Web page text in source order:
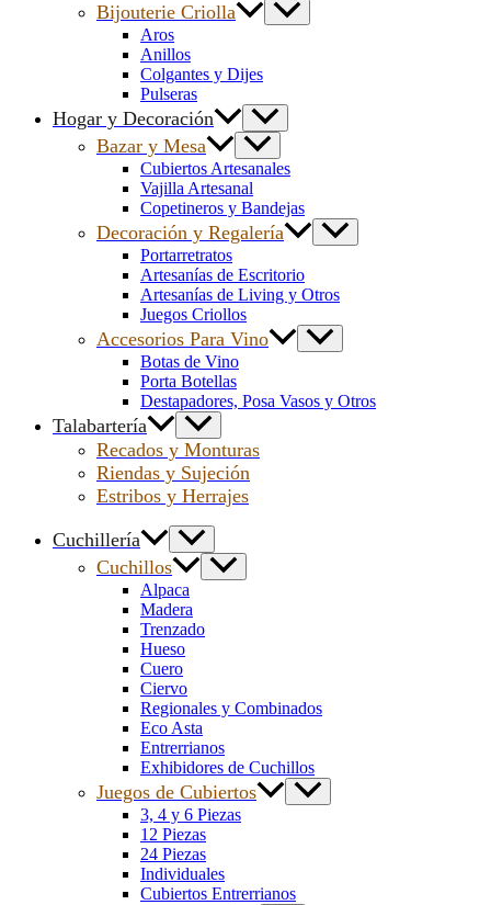
Bijouterie Criolla
Aros
Anillos
Colgantes y Dijes
Pulseras
Hogar y Decoración
Bazar y Mesa
Cubiertos Artesanales
Vajilla Artesanal
Copetineros y Bandejas
Decoración y Regalería
Portarretratos
Artesanías de Escritorio
Artesanías de Living y Otros
Juegos Criollos
Accesorios Para Vino
Botas de Vino
Porta Botellas
Destapadores, Posa Vasos y Otros
Talabartería
Recados y Monturas
Riendas y Sujeción
Estribos y Herrajes
Cuchillería
Cuchillos
Alpaca
Madera
Trenzado
Hueso
Cuero
Ciervo
Regionales y Combinados
Eco Asta
Entrerrianos
Exhibidores de Cuchillos
Juegos de Cubiertos
3, 4 y 6 Piezas
12 Piezas
24 Piezas
Individuales
Cubiertos Entrerrianos